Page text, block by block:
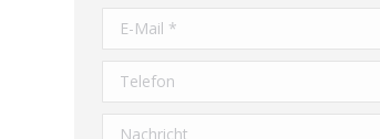
E-Mail *
Telefon
Nachricht